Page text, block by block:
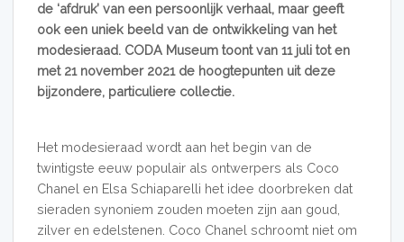
de ‘afdruk’ van een persoonlijk verhaal, maar geeft
ook een uniek beeld van de ontwikkeling van het
modesieraad. CODA Museum toont van 11 juli tot en
met 21 november 2021 de hoogtepunten uit deze
bijzondere, particuliere collectie.
Het modesieraad wordt aan het begin van de
twintigste eeuw populair als ontwerpers als Coco
Chanel en Elsa Schiaparelli het idee doorbreken dat
sieraden synoniem zouden moeten zijn aan goud,
zilver en edelstenen. Coco Chanel schroomt niet om